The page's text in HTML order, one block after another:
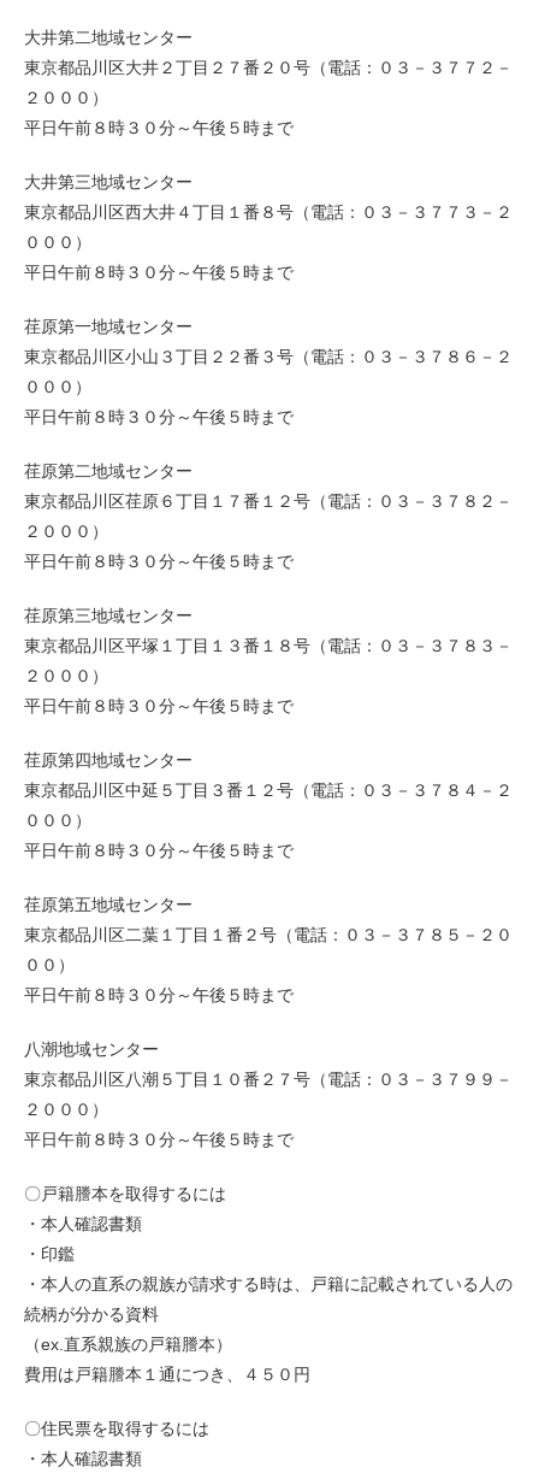
大井第二地域センター
東京都品川区大井２丁目２７番２０号（電話：０３－３７７２－
２０００）
平日午前８時３０分～午後５時まで
大井第三地域センター
東京都品川区西大井４丁目１番８号（電話：０３－３７７３－２
０００）
平日午前８時３０分～午後５時まで
荏原第一地域センター
東京都品川区小山３丁目２２番３号（電話：０３－３７８６－２
０００）
平日午前８時３０分～午後５時まで
荏原第二地域センター
東京都品川区荏原６丁目１７番１２号（電話：０３－３７８２－
２０００）
平日午前８時３０分～午後５時まで
荏原第三地域センター
東京都品川区平塚１丁目１３番１８号（電話：０３－３７８３－
２０００）
平日午前８時３０分～午後５時まで
荏原第四地域センター
東京都品川区中延５丁目３番１２号（電話：０３－３７８４－２
０００）
平日午前８時３０分～午後５時まで
荏原第五地域センター
東京都品川区二葉１丁目１番２号（電話：０３－３７８５－２０
００）
平日午前８時３０分～午後５時まで
八潮地域センター
東京都品川区八潮５丁目１０番２７号（電話：０３－３７９９－
２０００）
平日午前８時３０分～午後５時まで
〇戸籍謄本を取得するには
・本人確認書類
・印鑑
・本人の直系の親族が請求する時は、戸籍に記載されている人の
続柄が分かる資料
（ex.直系親族の戸籍謄本）
費用は戸籍謄本１通につき、４５０円
〇住民票を取得するには
・本人確認書類